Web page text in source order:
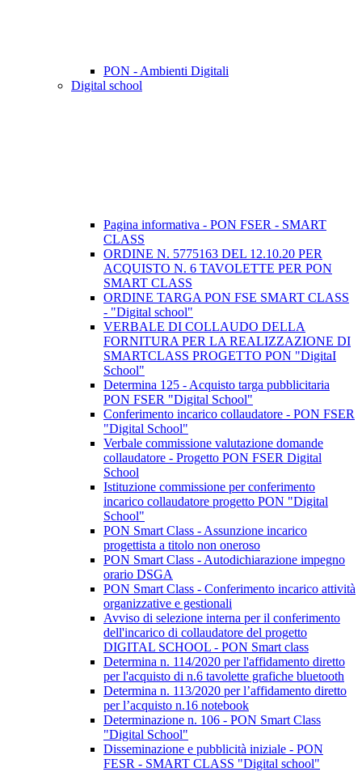
PON - Ambienti Digitali
Digital school
Pagina informativa - PON FSER - SMART
CLASS
ORDINE N. 5775163 DEL 12.10.20 PER
ACQUISTO N. 6 TAVOLETTE PER PON
SMART CLASS
ORDINE TARGA PON FSE SMART CLASS
- "Digital school"
VERBALE DI COLLAUDO DELLA
FORNITURA PER LA REALIZZAZIONE DI
SMARTCLASS PROGETTO PON "DigitaI
School"
Determina 125 - Acquisto targa pubblicitaria
PON FSER "Digital School"
Conferimento incarico collaudatore - PON FSER
"Digital School"
Verbale commissione valutazione domande
collaudatore - Progetto PON FSER Digital
School
Istituzione commissione per conferimento
incarico collaudatore progetto PON "Digital
School"
PON Smart Class - Assunzione incarico
progettista a titolo non oneroso
PON Smart Class - Autodichiarazione impegno
orario DSGA
PON Smart Class - Conferimento incarico attività
organizzative e gestionali
Avviso di selezione interna per il conferimento
dell'incarico di collaudatore del progetto
DIGITAL SCHOOL - PON Smart class
Determina n. 114/2020 per l'affidamento diretto
per l'acquisto di n.6 tavolette grafiche bluetooth
Determina n. 113/2020 per l’affidamento diretto
per l’acquisto n.16 notebook
Determinazione n. 106 - PON Smart Class
"Digital School"
Disseminazione e pubblicità iniziale - PON
FESR - SMART CLASS "Digital school"